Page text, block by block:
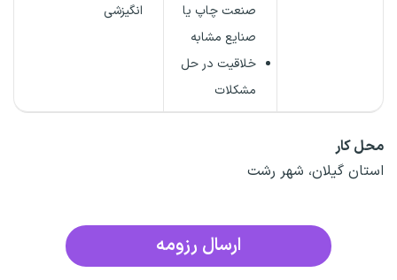
صنعت چاپ یا
صنایع مشابه
خلاقیت در حل
مشکلات
انگیزشی
محل کار
استان گیلان، شهر رشت
ارسال رزومه